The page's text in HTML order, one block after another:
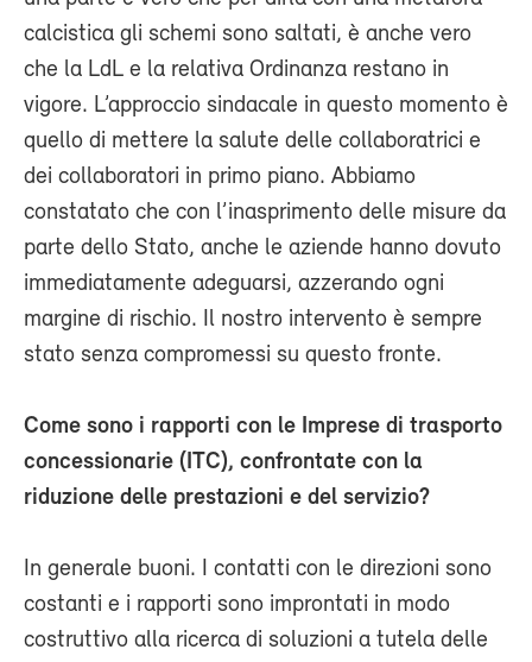
calcistica gli schemi sono saltati, è anche vero
che la LdL e la relativa Ordinanza restano in
vigore. L’approccio sindacale in questo momento è
quello di mettere la salute delle collaboratrici e
dei collaboratori in primo piano. Abbiamo
constatato che con l’inasprimento delle misure da
parte dello Stato, anche le aziende hanno dovuto
immediatamente adeguarsi, azzerando ogni
margine di rischio. Il nostro intervento è sempre
stato senza compromessi su questo fronte.
Come sono i rapporti con le Imprese di trasporto
concessionarie (ITC), confrontate con la
riduzione delle prestazioni e del servizio?
In generale buoni. I contatti con le direzioni sono
costanti e i rapporti sono improntati in modo
costruttivo alla ricerca di soluzioni a tutela delle